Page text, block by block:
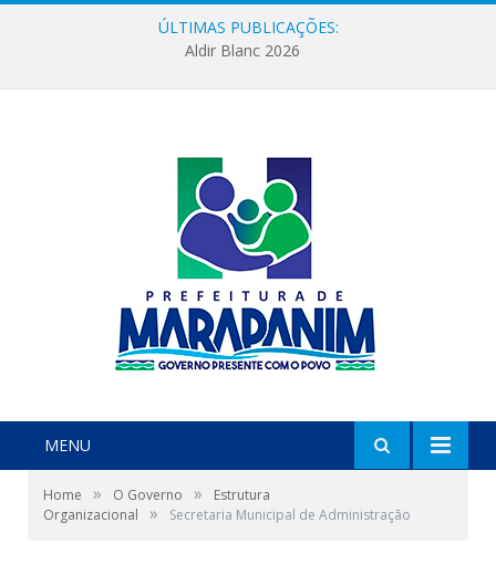
ÚLTIMAS PUBLICAÇÕES:
Aldir Blanc 2026
MENU
Home » O Governo »
Estrutura
Organizacional
» Secretaria Municipal de Administração